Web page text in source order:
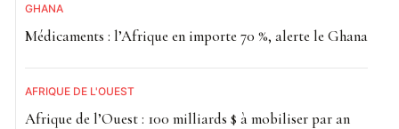
GHANA
Médicaments : l’Afrique en importe 70 %, alerte le Ghana
AFRIQUE DE L'OUEST
Afrique de l’Ouest : 100 milliards $ à mobiliser par an